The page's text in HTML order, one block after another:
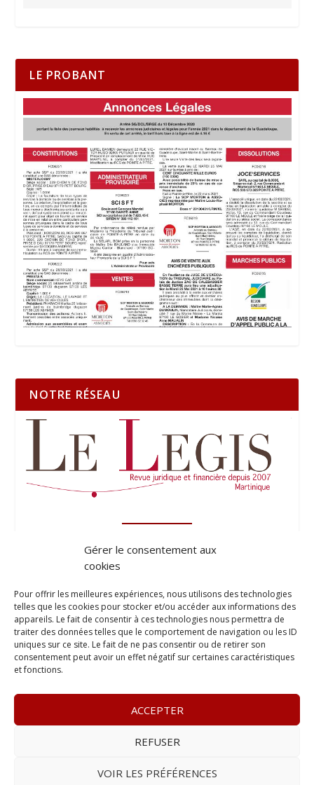
Gérer le consentement aux
cookies
Pour offrir les meilleures expériences, nous utilisons des technologies
telles que les cookies pour stocker et/ou accéder aux informations des
appareils. Le fait de consentir à ces technologies nous permettra de
traiter des données telles que le comportement de navigation ou les ID
uniques sur ce site. Le fait de ne pas consentir ou de retirer son
consentement peut avoir un effet négatif sur certaines caractéristiques
et fonctions.
ACCEPTER
REFUSER
VOIR LES PRÉFÉRENCES
LE PROBANT
NOTRE RÉSEAU
– www.leprobant.fr –
contact@leprobant.fr–